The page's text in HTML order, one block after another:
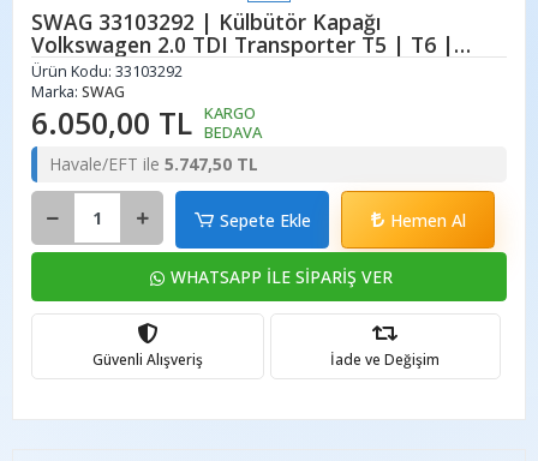
SWAG 33103292 | Külbütör Kapağı
Volkswagen 2.0 TDI Transporter T5 | T6 |
2007 | 2019
Ürün Kodu: 33103292
Marka: SWAG
6.050,00 TL KARGO
BEDAVA
Havale/EFT ile 5.747,50 TL
Sepete Ekle Hemen Al
WHATSAPP İLE SİPARİŞ VER
Güvenli Alışveriş İade ve Değişim